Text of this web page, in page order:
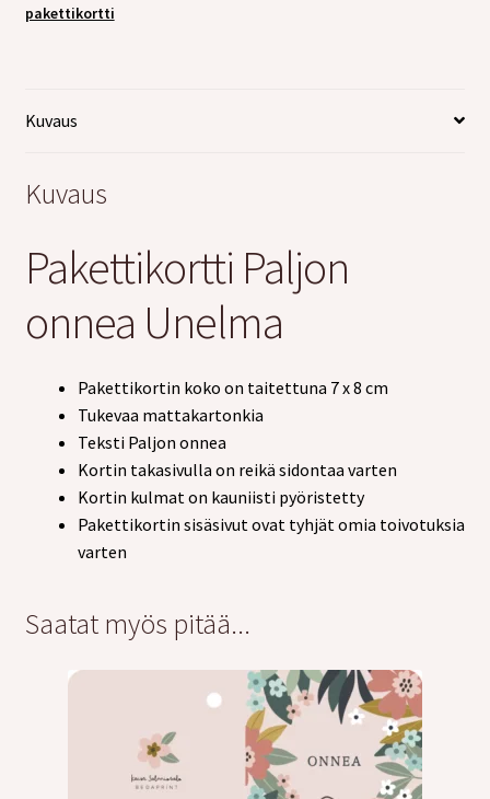
Jälleenmyyjille
pakettikortti
Kuvaus
Kuvaus
Pakettikortti Paljon
onnea Unelma
Pakettikortin koko on taitettuna 7 x 8 cm
Tukevaa mattakartonkia
Teksti Paljon onnea
Kortin takasivulla on reikä sidontaa varten
Kortin kulmat on kauniisti pyöristetty
Pakettikortin sisäsivut ovat tyhjät omia toivotuksia
varten
Saatat myös pitää...